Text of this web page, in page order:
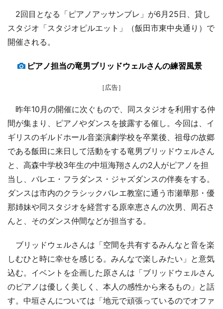
2回目となる「ピアノアッサンブレ」が6月25日、貸し
スタジオ「スタジオピルエット」（飯田市東中央通り）で
開催される。
ピアノ担当の竜男ブリッドウェルさんの練習風景
［広告］
昨年10月の開催に次ぐもので、同スタジオを利用する仲
間が集まり、ピアノやダンスを披露する催し。今回は、イ
ギリスのギルドホール音楽演劇学校を卒業後、祖母の故郷
である飯田に来日して活動をする竜男ブリッドウェルさん
と、高森中学校3年生の中垣海翔さんの2人がピアノを担
当し、バレエ・フラダンス・ジャズダンスの伴奏をする。
ダンスは市内のクラシックバレエ教室に通う市瀬華那・優
那姉妹や同スタジオを経営する原幸恵さんの次男、周石さ
んと、そのダンス仲間などが担当する。
ブリッドウェルさんは「空間を共有するみんなと音を楽
しむひと時に幸せを感じる。みんなで楽しみたい」と意気
込む。イベントを企画した原さんは「ブリッドウェルさん
のピアノは優しく美しく、本人の感性から来るもの」と話
す。中垣さんについては「地元で頑張っているのでオファ